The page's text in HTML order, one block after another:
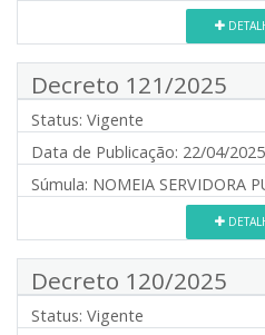
Decreto 121/2025
Status: Vigente
Data de Publicação: 22/04/2025
Súmula: NOMEIA SERVIDORA
Decreto 120/2025
Status: Vigente